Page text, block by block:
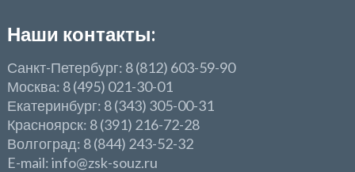
Наши контакты:
Санкт-Петербург: 8 (812) 603-59-90
Москва: 8 (495) 021-30-01
Екатеринбург: 8 (343) 305-00-31
Красноярск: 8 (391) 216-72-28
Волгоград: 8 (844) 243-52-32
E-mail: info@zsk-souz.ru